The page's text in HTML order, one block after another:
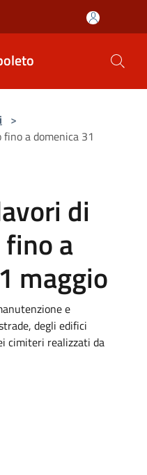
>
a domenica 31
di
a
maggio
e
degli edifici
cimiteri realizzati da